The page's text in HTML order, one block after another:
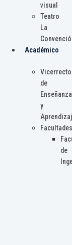
visual
Teatro
La
Académico
de
Enseñanza
y
Facultades
de